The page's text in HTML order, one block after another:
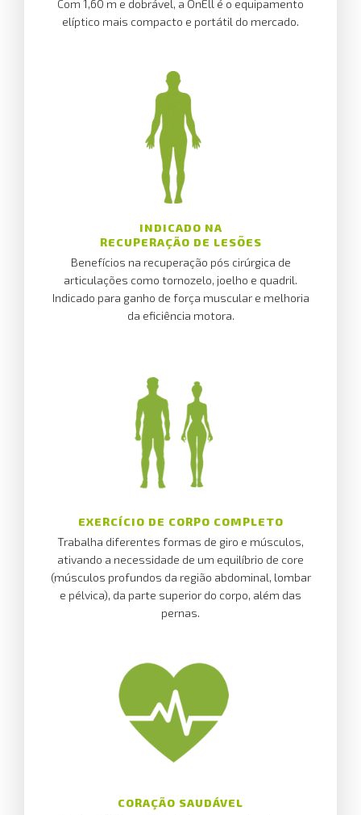
Com 1,60 m e dobrável, a OnEll é o equipamento
elíptico mais compacto e portátil do mercado.
INDICADO NA
RECUPERAÇÃO DE LESÕES
Benefícios na recuperação pós cirúrgica de
articulações como tornozelo, joelho e quadril.
Indicado para ganho de força muscular e melhoria
da eficiência motora.
EXERCÍCIO DE CORPO COMPLETO
Trabalha diferentes formas de giro e músculos,
ativando a necessidade de um equilíbrio de core
(músculos profundos da região abdominal, lombar
e pélvica), da parte superior do corpo, além das
pernas.
CORAÇÃO SAUDÁVEL